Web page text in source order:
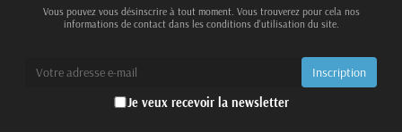
Vous pouvez vous désinscrire à tout moment. Vous trouverez pour cela nos
informations de contact dans les conditions d'utilisation du site.
Je veux recevoir la newsletter